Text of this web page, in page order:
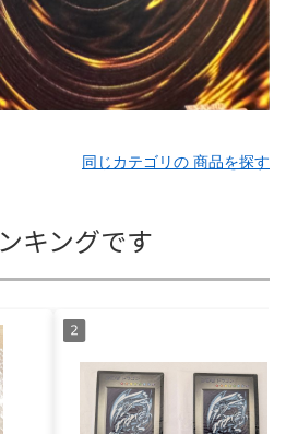
同じカテゴリの 商品を探す
キングです